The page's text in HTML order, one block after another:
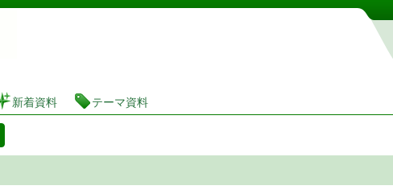
茨城県立図書館 蔵書検索・予約システム
新着資料 テーマ資料